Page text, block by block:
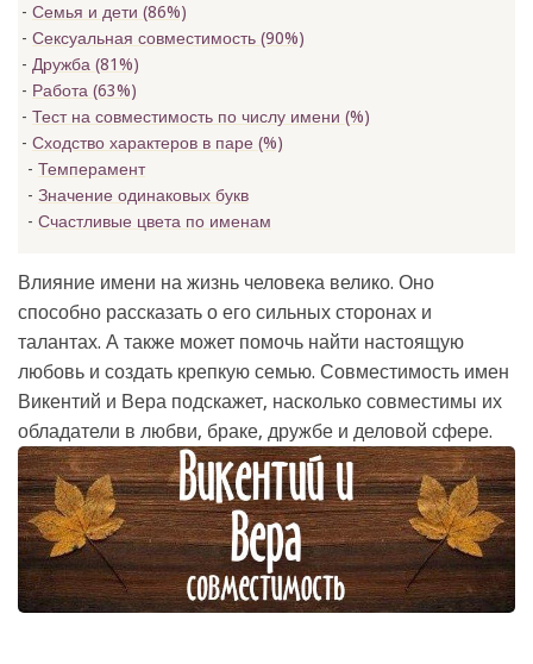
Семья и дети (86%)
Сексуальная совместимость (90%)
Дружба (81%)
Работа (63%)
Тест на совместимость по числу имени (%)
Сходство характеров в паре (%)
Темперамент
Значение одинаковых букв
Счастливые цвета по именам
Влияние имени на жизнь человека велико. Оно
способно рассказать о его сильных сторонах и
талантах. А также может помочь найти настоящую
любовь и создать крепкую семью. Совместимость имен
Викентий и Вера подскажет, насколько совместимы их
обладатели в любви, браке, дружбе и деловой сфере.